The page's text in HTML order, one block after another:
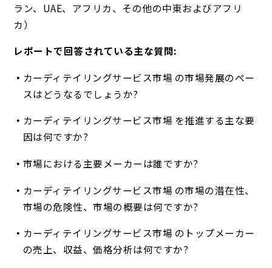
ラン、UAE、アフリカ、その他の中東およびアフリ
カ）
レポートで回答されている主な質問:
カーディテイリングサービス市場 の市場発展のペー
スはどうなるでしょうか?
カーディテイリングサービス市場 を推進する主な要
因は何ですか?
市場における主要メーカーは誰ですか?
カーディテイリングサービス市場 の市場の潜在性、
市場の危険性、市場の概要は何ですか?
カーディテイリングサービス市場 のトップメーカー
の売上、収益、価格分析は何ですか?